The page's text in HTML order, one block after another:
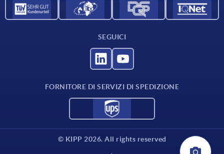
SEGUICI
FORNITORE DI SERVIZI DI SPEDIZIONE
© KIPP 2026. All rights reserved